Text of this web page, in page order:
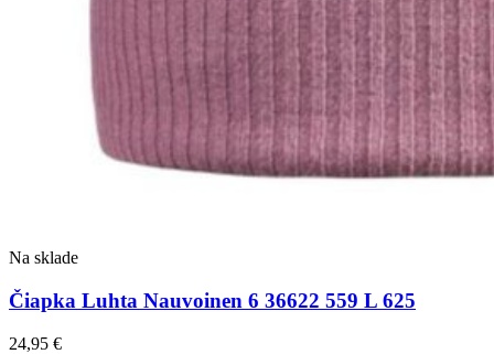
Na sklade
Čiapka Luhta Nauvoinen 6 36622 559 L 625
24,95 €